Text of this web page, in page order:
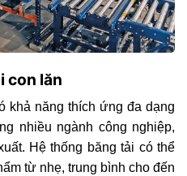
con lăn
khả năng thích ứng đa dạng
nhiều ngành công nghiệp,
Hệ thống băng tải có thể
từ nhẹ, trung bình cho đến